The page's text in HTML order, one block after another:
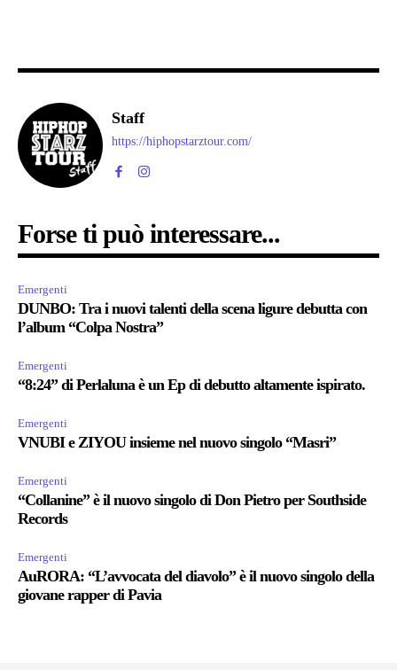
Staff
https://hiphopstarztour.com/
Forse ti può interessare...
Emergenti
DUNBO: Tra i nuovi talenti della scena ligure debutta con
l’album “Colpa Nostra”
Emergenti
“8:24” di Perlaluna è un Ep di debutto altamente ispirato.
Emergenti
VNUBI e ZIYOU insieme nel nuovo singolo “Masri”
Emergenti
“Collanine” è il nuovo singolo di Don Pietro per Southside
Records
Emergenti
AuRORA: “L’avvocata del diavolo” è il nuovo singolo della
giovane rapper di Pavia